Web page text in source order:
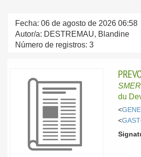
Fecha: 06 de agosto de 2026 06:58
Autor/a: DESTREMAU, Blandine
Número de registros: 3
du
<
<